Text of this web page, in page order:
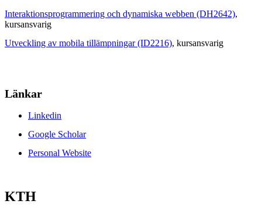
Interaktionsprogrammering och dynamiska webben (DH2642),
kursansvarig
Utveckling av mobila tillämpningar (ID2216), kursansvarig
Länkar
Linkedin
Google Scholar
Personal Website
KTH